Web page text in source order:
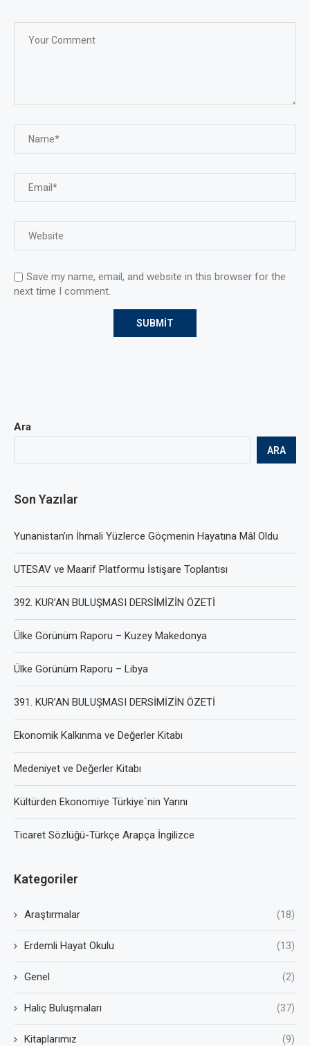
Save my name, email, and website in this browser for the
next time I comment.
Ara
ARA
Son Yazılar
Yunanistan’ın İhmali Yüzlerce Göçmenin Hayatına Mâl Oldu
UTESAV ve Maarif Platformu İstişare Toplantısı
392. KUR’AN BULUŞMASI DERSİMİZİN ÖZETİ
Ülke Görünüm Raporu – Kuzey Makedonya
Ülke Görünüm Raporu – Libya
391. KUR’AN BULUŞMASI DERSİMİZİN ÖZETİ
Ekonomik Kalkınma ve Değerler Kitabı
Medeniyet ve Değerler Kitabı
Kültürden Ekonomiye Türkiye´nin Yarını
Ticaret Sözlüğü-Türkçe Arapça İngilizce
Kategoriler
Araştırmalar (18)
Erdemli Hayat Okulu (13)
Genel (2)
Haliç Buluşmaları (37)
Kitaplarımız (9)